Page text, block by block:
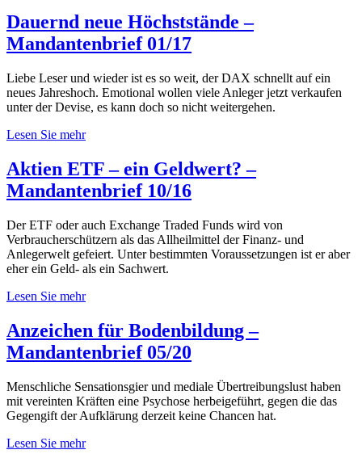
Dauernd neue Höchststände –
Mandantenbrief 01/17
Liebe Leser und wieder ist es so weit, der DAX schnellt auf ein
neues Jahreshoch. Emotional wollen viele Anleger jetzt verkaufen
unter der Devise, es kann doch so nicht weitergehen.
Lesen Sie mehr
Aktien ETF – ein Geldwert? –
Mandantenbrief 10/16
Der ETF oder auch Exchange Traded Funds wird von
Verbraucherschützern als das Allheilmittel der Finanz- und
Anlegerwelt gefeiert. Unter bestimmten Voraussetzungen ist er aber
eher ein Geld- als ein Sachwert.
Lesen Sie mehr
Anzeichen für Bodenbildung –
Mandantenbrief 05/20
Menschliche Sensationsgier und mediale Übertreibungslust haben
mit vereinten Kräften eine Psychose herbeigeführt, gegen die das
Gegengift der Aufklärung derzeit keine Chancen hat.
Lesen Sie mehr